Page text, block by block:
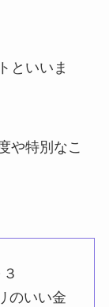
といいま
や特別なこ
のいい金